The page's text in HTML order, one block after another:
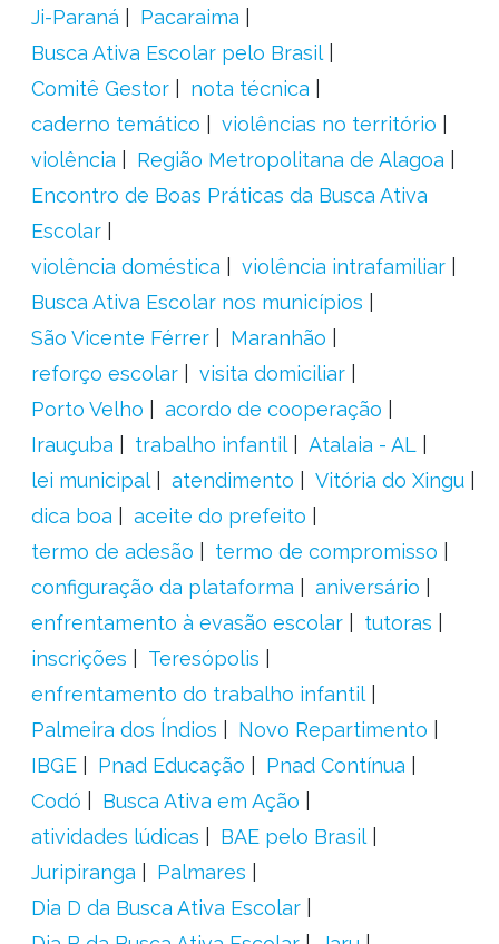
Ji-Paraná
Pacaraima
Busca Ativa Escolar pelo Brasil
Comitê Gestor
nota técnica
caderno temático
violências no território
violência
Região Metropolitana de Alagoa
Encontro de Boas Práticas da Busca Ativa
Escolar
violência doméstica
violência intrafamiliar
Busca Ativa Escolar nos municípios
São Vicente Férrer
Maranhão
reforço escolar
visita domiciliar
Porto Velho
acordo de cooperação
Irauçuba
trabalho infantil
Atalaia - AL
lei municipal
atendimento
Vitória do Xingu
dica boa
aceite do prefeito
termo de adesão
termo de compromisso
configuração da plataforma
aniversário
enfrentamento à evasão escolar
tutoras
inscrições
Teresópolis
enfrentamento do trabalho infantil
Palmeira dos Índios
Novo Repartimento
IBGE
Pnad Educação
Pnad Contínua
Codó
Busca Ativa em Ação
atividades lúdicas
BAE pelo Brasil
Juripiranga
Palmares
Dia D da Busca Ativa Escolar